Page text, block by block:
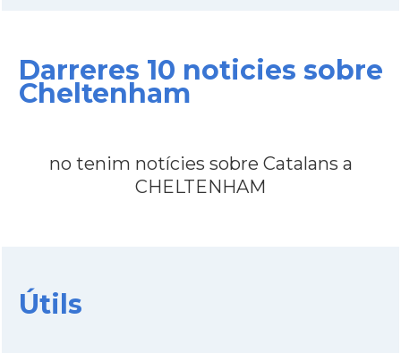
CAMON Catalans a CHELTENHAM
CAMON Catalans a DERRY
Darreres 10 noticies sobre
Cheltenham
no tenim notícies sobre Catalans a
CHELTENHAM
Útils